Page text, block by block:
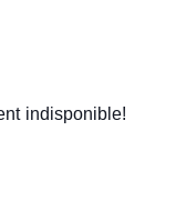
indisponible!